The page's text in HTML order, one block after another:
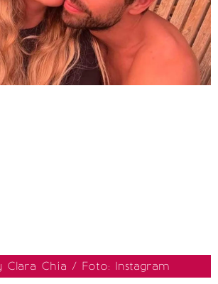
Clara Chía / Foto: Instagram